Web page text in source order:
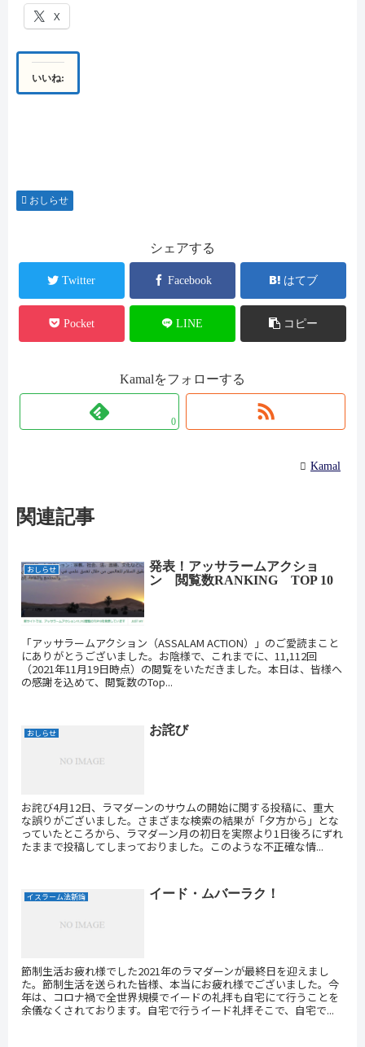
X
いいね:
おしらせ
シェアする
Twitter Facebook はてブ
Pocket LINE コピー
Kamalをフォローする
0
Kamal
関連記事
おしらせ
発表！アッサラームアクショ
ン 閲覧数RANKING TOP 10
「アッサラームアクション（ASSALAM ACTION）」のご愛読まこと
にありがとうございました。お陰様で、これまでに、11,112回
（2021年11月19日時点）の閲覧をいただきました。本日は、皆様へ
の感謝を込めて、閲覧数のTop...
おしらせ お詫び
お詫び4月12日、ラマダーンのサウムの開始に関する投稿に、重大
な誤りがございました。さまざまな検索の結果が「夕方から」とな
っていたところから、ラマダーン月の初日を実際より1日後ろにずれ
たままで投稿してしまっておりました。このような不正確な情...
イスラーム法新論 イード・ムバーラク！
節制生活お疲れ様でした2021年のラマダーンが最終日を迎えまし
た。節制生活を送られた皆様、本当にお疲れ様でございました。今
年は、コロナ禍で全世界規模でイードの礼拝も自宅にて行うことを
余儀なくされております。自宅で行うイード礼拝そこで、自宅で...